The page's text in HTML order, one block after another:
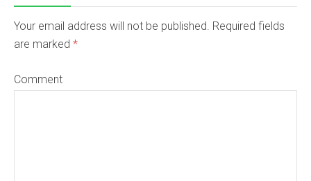
Your email address will not be published. Required fields
are marked *
Comment